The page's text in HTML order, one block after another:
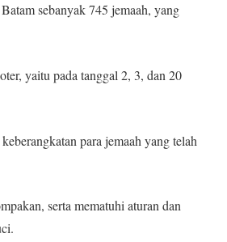
sebanyak 745 jemaah, yang
yaitu pada tanggal 2, 3, dan 20
para jemaah yang telah
serta mematuhi aturan dan